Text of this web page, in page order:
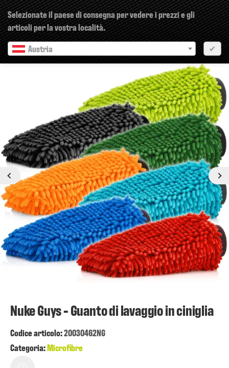
Selezionate il paese di consegna per vedere i prezzi e gli
articoli per la vostra località.
Austria
✔
Precedente Prossimo
Nuke Guys - Guanto di lavaggio in ciniglia
Codice articolo:20030462NG
Categoria:Microfibre